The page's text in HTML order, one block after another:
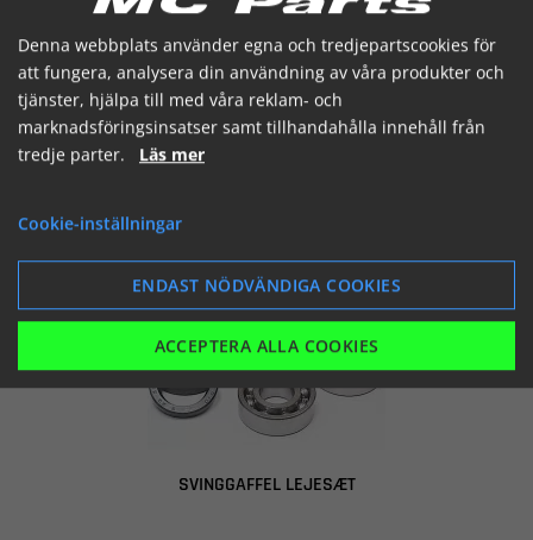
SVINGGAFFEL LEJESÆT
Denna webbplats använder egna och tredjepartscookies för
att fungera, analysera din användning av våra produkter och
tjänster, hjälpa till med våra reklam- och
marknadsföringsinsatser samt tillhandahålla innehåll från
tredje parter. Läs mer
Cookie-inställningar
ENDAST NÖDVÄNDIGA COOKIES
ACCEPTERA ALLA COOKIES